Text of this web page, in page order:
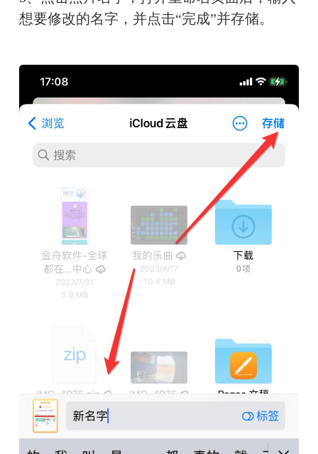
想要修改的名字，并点击“完成”并存储。